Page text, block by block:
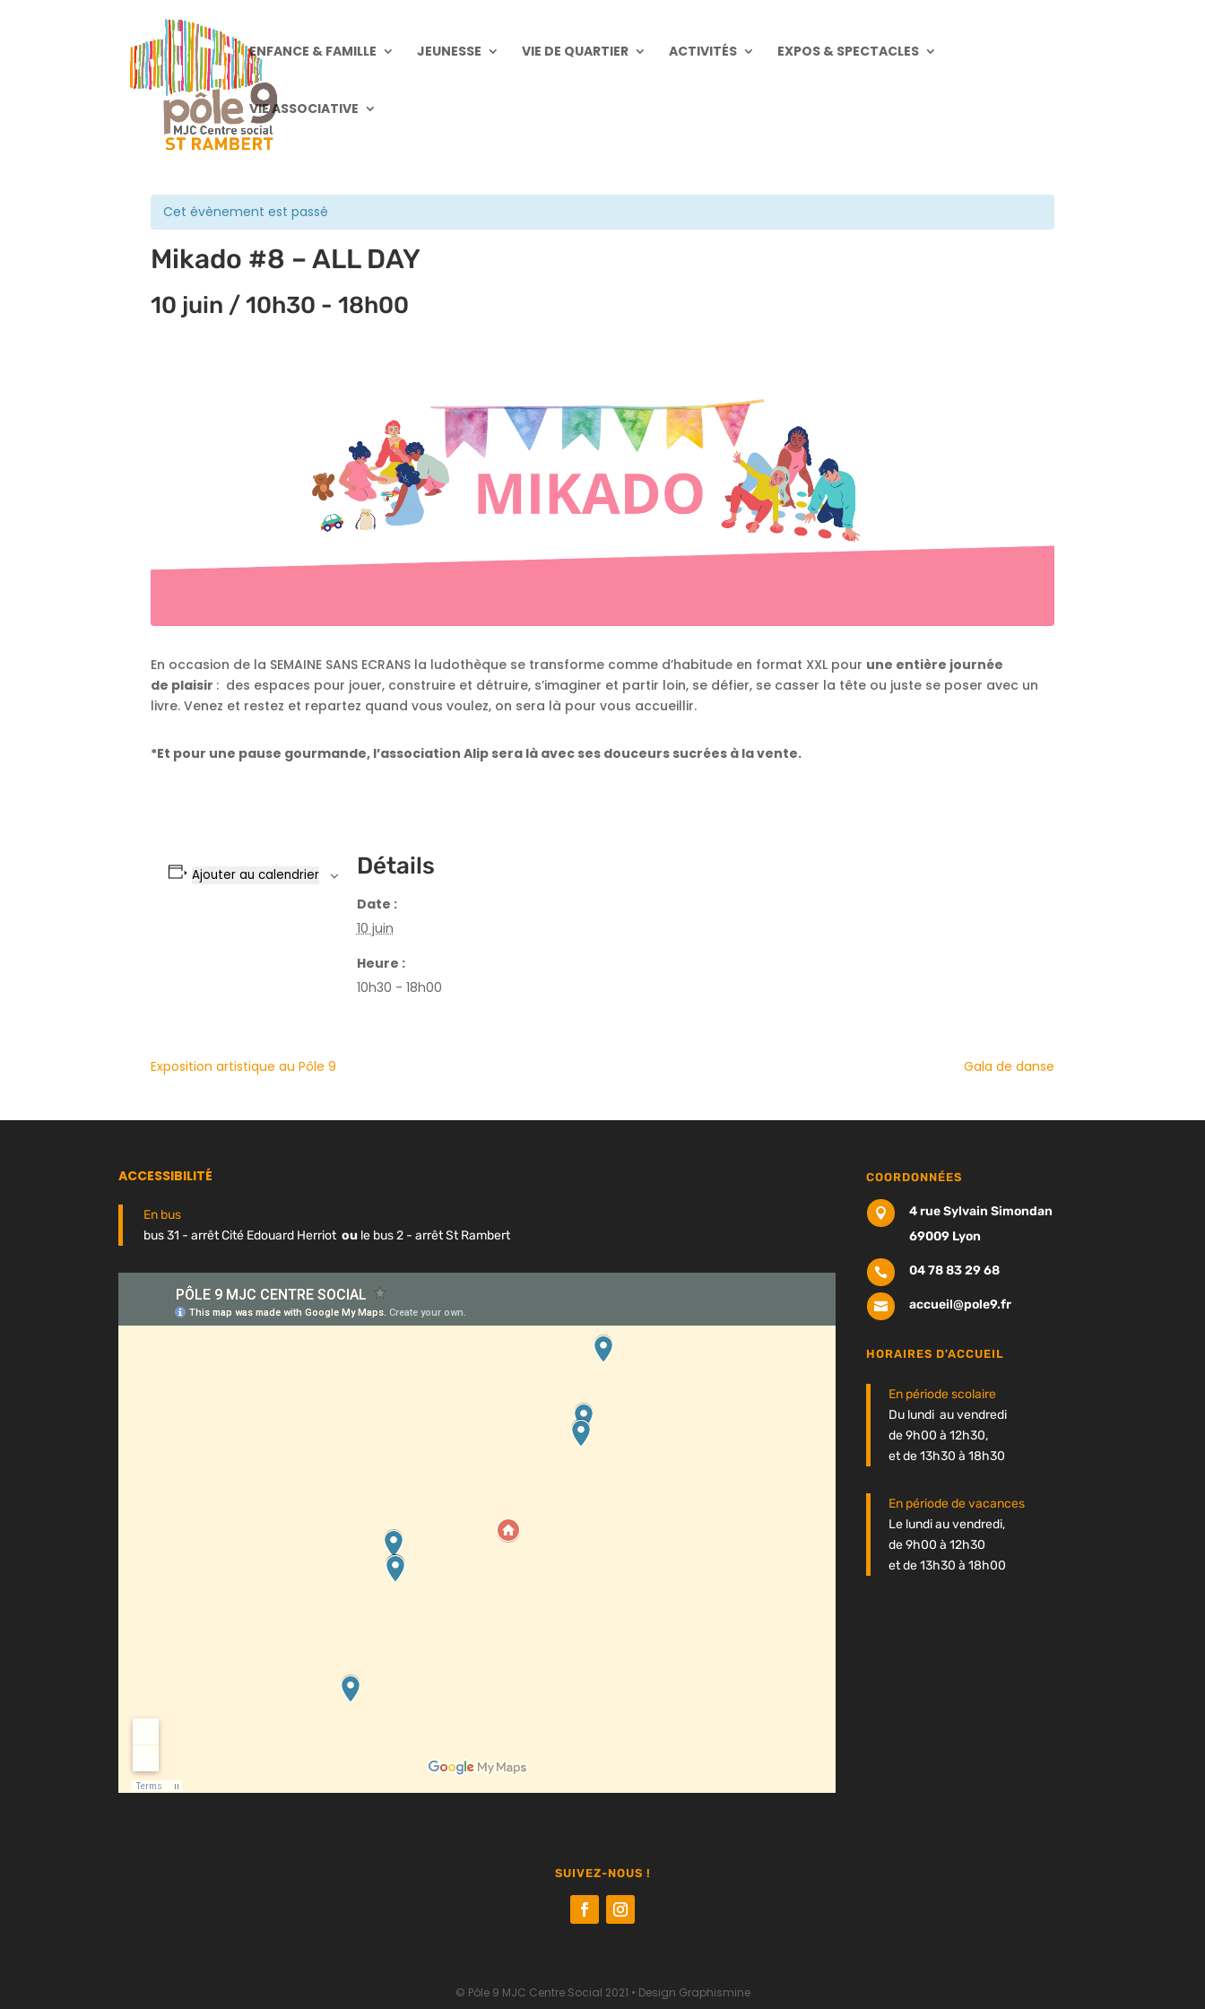
ENFANCE & FAMILLE JEUNESSE VIE DE QUARTIER ACTIVITÉS EXPOS & SPECTACLES
VIE ASSOCIATIVE
« Tous les Évènements
Cet évènement est passé
Mikado #8 – ALL DAY
10 juin / 10h30 - 18h00
En occasion de la SEMAINE SANS ECRANS la ludothèque se transforme comme d’habitude en format XXL pour une entière journée
de plaisir : des espaces pour jouer, construire et détruire, s’imaginer et partir loin, se défier, se casser la tête ou juste se poser avec un
livre. Venez et restez et repartez quand vous voulez, on sera là pour vous accueillir.
*Et pour une pause gourmande, l’association Alip sera là avec ses douceurs sucrées à la vente.
Ajouter au calendrier Détails
Date :
10 juin
Heure :
10h30 - 18h00
Exposition artistique au Pôle 9 Gala de danse
ACCESSIBILITÉ
En bus
bus 31 - arrêt Cité Edouard Herriot ou le bus 2 - arrêt St Rambert
COORDONNÉES

4 rue Sylvain Simondan
69009 Lyon
 04 78 83 29 68
 accueil@pole9.fr
HORAIRES D'ACCUEIL
En période scolaire
Du lundi au vendredi
de 9h00 à 12h30,
et de 13h30 à 18h30
En période de vacances
Le lundi au vendredi,
de 9h00 à 12h30
et de 13h30 à 18h00
SUIVEZ-NOUS !
© Pôle 9 MJC Centre Social 2021 • Design Graphismine